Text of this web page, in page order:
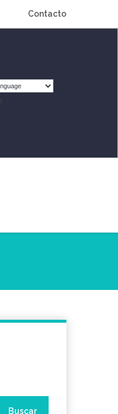
Contacto